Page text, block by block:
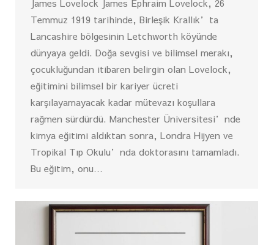
Temmuz 1919 tarihinde, Birleşik Krallık’ta
Lancashire bölgesinin Letchworth köyünde
dünyaya geldi. Doğa sevgisi ve bilimsel merakı,
çocukluğundan itibaren belirgin olan Lovelock,
eğitimini bilimsel bir kariyer ücreti
karşılayamayacak kadar mütevazı koşullara
rağmen sürdürdü. Manchester Üniversitesi’nde
kimya eğitimi aldıktan sonra, Londra Hijyen ve
Tropikal Tıp Okulu’nda doktorasını tamamladı.
Bu eğitim, onu…